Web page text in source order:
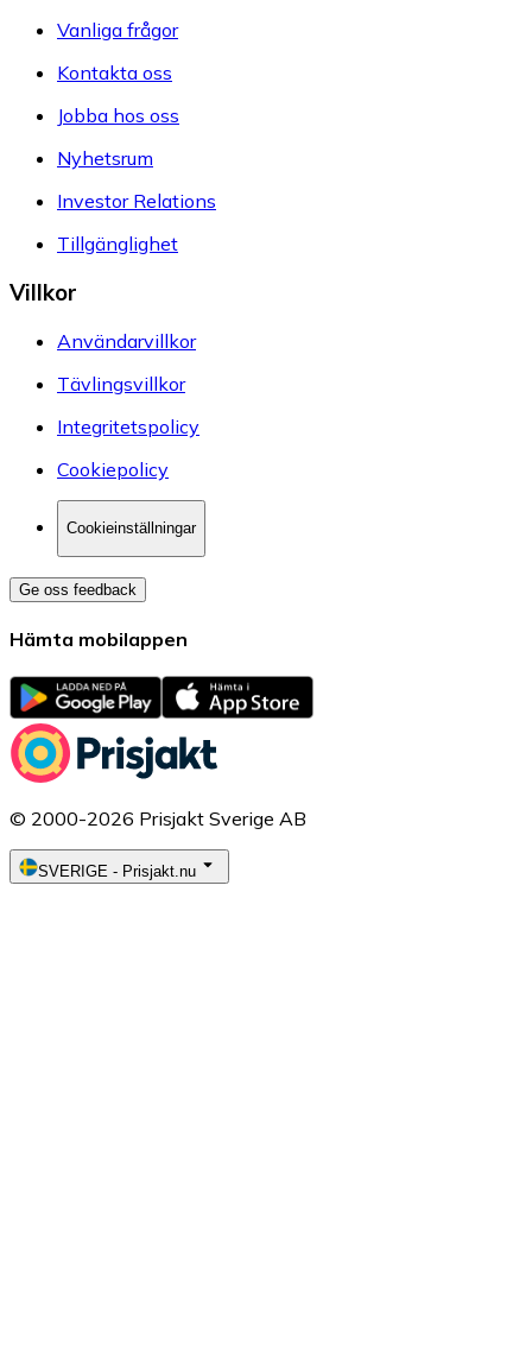
Vanliga frågor
Kontakta oss
Jobba hos oss
Nyhetsrum
Investor Relations
Tillgänglighet
Villkor
Användarvillkor
Tävlingsvillkor
Integritetspolicy
Cookiepolicy
Cookieinställningar
Ge oss feedback
Hämta mobilappen
© 2000-2026 Prisjakt Sverige AB
SVERIGE - Prisjakt.nu